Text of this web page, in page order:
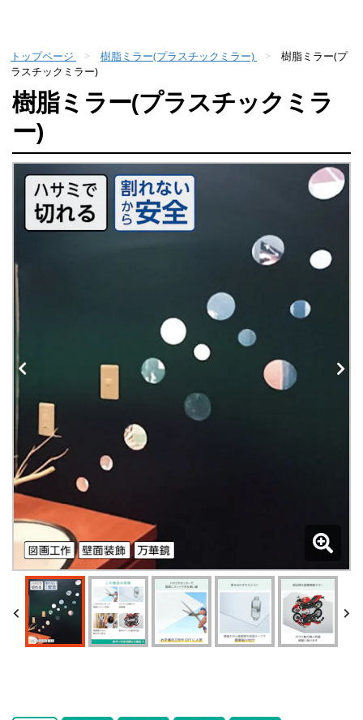
トップページ 樹脂ミラー(プラスチックミラー)
樹脂ミラー(プ
ラスチックミラー)
樹脂ミラー(プラスチックミラ
ー)